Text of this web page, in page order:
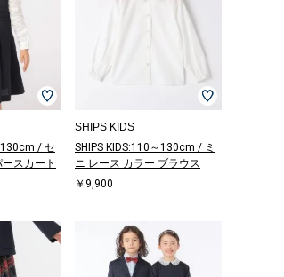
130cm / セ
スカート
SHIPS KIDS
SHIPS KIDS:110～130cm / ミ
ニ レース カラー ブラウス
￥9,900